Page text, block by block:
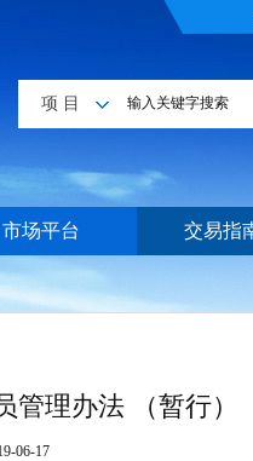
项 目
市场平台 交易指
理办法 （暂行）
06-17